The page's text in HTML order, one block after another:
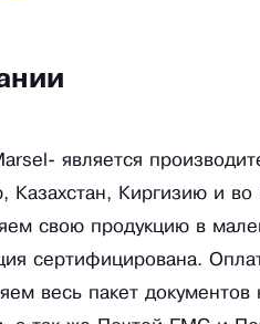
является
Казахстан, Киргизию и
свою продукцию в
сертифицирована.
весь пакет